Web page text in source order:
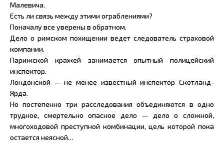
Малевича.
Есть ли связь между этими ограблениями?
Поначалу все уверены в обратном.
Дело о римском похищении ведет следователь страховой
компании.
Парижской кражей занимается опытный полицейский
инспектор.
Лондонской — не менее известный инспектор Скотланд-
Ярда.
Но постепенно три расследования объединяются в одно
трудное, смертельно опасное дело — дело о сложной,
многоходовой преступной комбинации, цель которой пока
остается неясной…